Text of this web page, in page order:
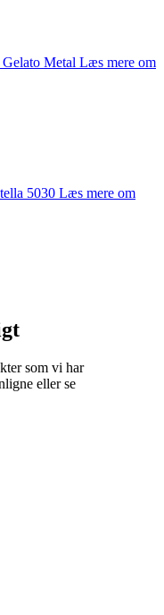
Metal Læs mere om
5030 Læs mere om
som vi har
eller se